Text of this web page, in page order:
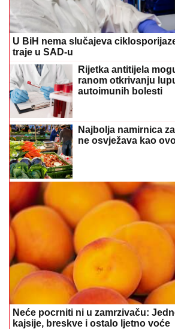
U BiH nema slučajeva
traje u SAD-u
Rijetka antitijela
ranom otkrivanju
autoimunih bolesti
Najbolja namirnica
ne osvježava kao
Neće pocrniti ni u zamrzivaču:
kajsije, breskve i ostalo ljetno voće